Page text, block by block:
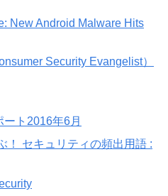
New Android Malware Hits
Security Evangelist）
ト2016年6月
！ セキュリティの頻出用語 :